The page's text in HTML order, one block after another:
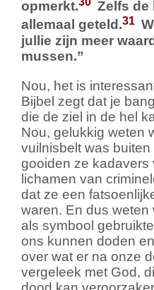
opmerkt.
Zelfs de
allemaal geteld.31
jullie zijn meer
mussen.”
Nou, het is
Bijbel zegt dat je
die de ziel in de hel
Nou, gelukkig weten
vuilnisbelt was
gooiden ze kadavers
lichamen van
dat ze een
waren. En dus
als symbool
ons kunnen doden
over wat er na onze
vergeleek met God,